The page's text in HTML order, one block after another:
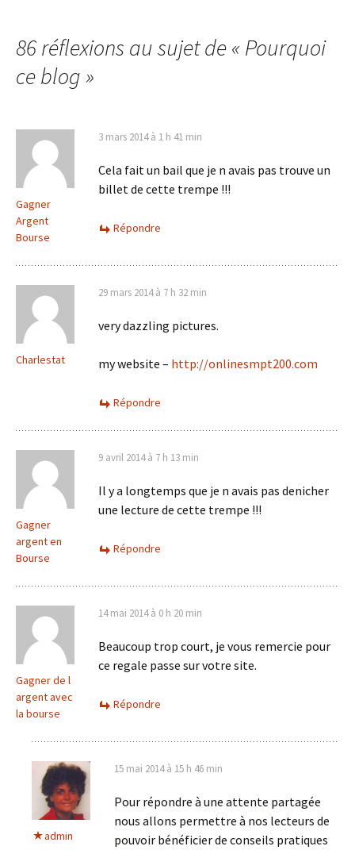
86 réflexions au sujet de « Pourquoi
ce blog»
Gagner
Argent
Bourse
3 mars 2014 à 1 h 41 min
Cela fait un bail que je n avais pas trouve un
billet de cette trempe !!!
Répondre
Charlestat
29 mars 2014 à 7 h 32 min
very dazzling pictures.
my website – http://onlinesmpt200.com
Répondre
Gagner
argent en
Bourse
9 avril 2014 à 7 h 13 min
Il y a longtemps que je n avais pas denicher
une lecture de cette trempe !!!
Répondre
Gagner de l
argent avec
la bourse
14 mai 2014 à 0 h 20 min
Beaucoup trop court, je vous remercie pour
ce regale passe sur votre site.
Répondre
admin
15 mai 2014 à 15 h 46 min
Pour répondre à une attente partagée
nous allons permettre à nos lecteurs de
pouvoir bénéficier de conseils pratiques